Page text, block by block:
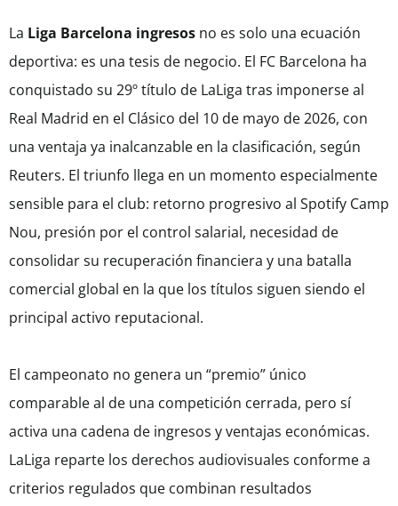
La Liga Barcelona ingresos no es solo una ecuación
deportiva: es una tesis de negocio. El FC Barcelona ha
conquistado su 29º título de LaLiga tras imponerse al
Real Madrid en el Clásico del 10 de mayo de 2026, con
una ventaja ya inalcanzable en la clasificación, según
Reuters. El triunfo llega en un momento especialmente
sensible para el club: retorno progresivo al Spotify Camp
Nou, presión por el control salarial, necesidad de
consolidar su recuperación financiera y una batalla
comercial global en la que los títulos siguen siendo el
principal activo reputacional.
El campeonato no genera un “premio” único
comparable al de una competición cerrada, pero sí
activa una cadena de ingresos y ventajas económicas.
LaLiga reparte los derechos audiovisuales conforme a
criterios regulados que combinan resultados